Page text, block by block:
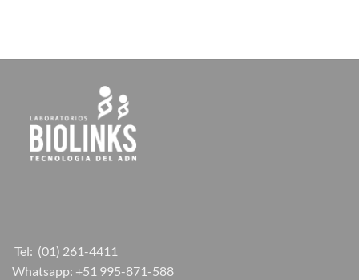
Tel: (01) 261-4411
Whatsapp: +51 995-871-588